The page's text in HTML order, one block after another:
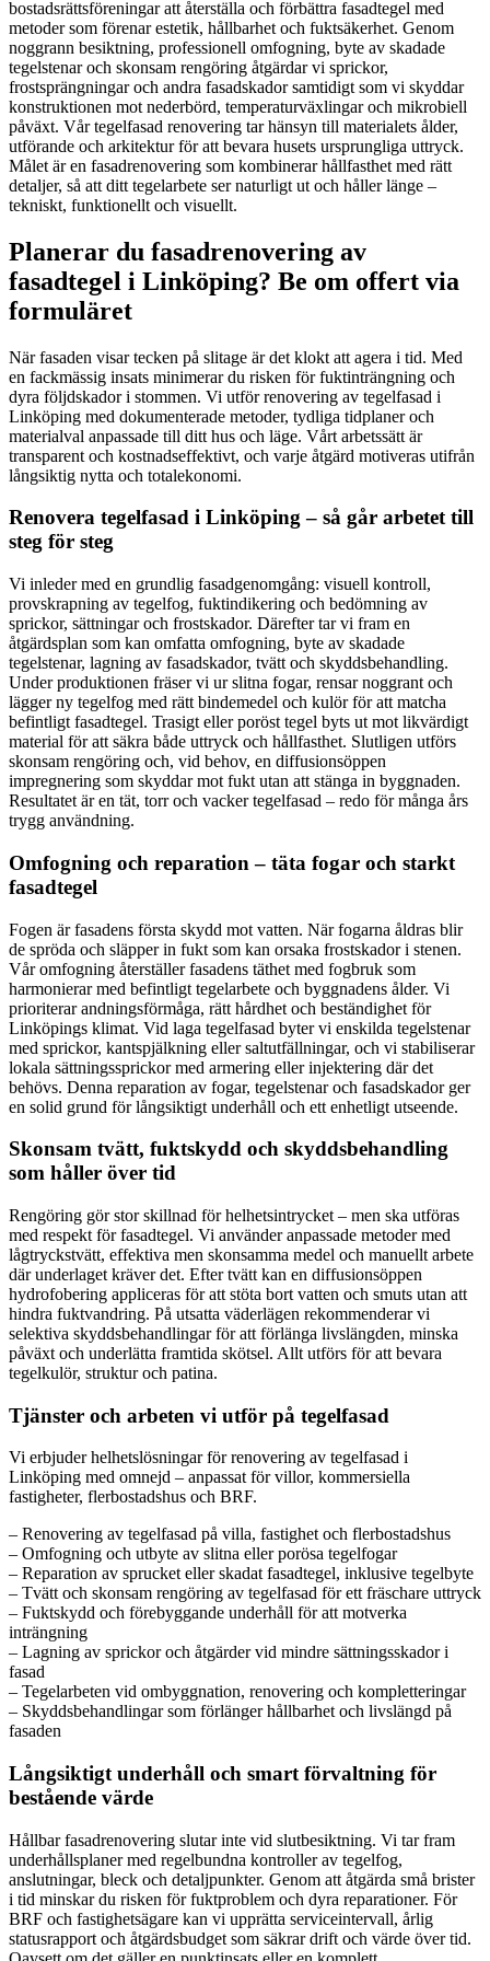
bostadsrättsföreningar att återställa och förbättra fasadtegel med
metoder som förenar estetik, hållbarhet och fuktsäkerhet. Genom
noggrann besiktning, professionell omfogning, byte av skadade
tegelstenar och skonsam rengöring åtgärdar vi sprickor,
frostsprängningar och andra fasadskador samtidigt som vi skyddar
konstruktionen mot nederbörd, temperaturväxlingar och mikrobiell
påväxt. Vår tegelfasad renovering tar hänsyn till materialets ålder,
utförande och arkitektur för att bevara husets ursprungliga uttryck.
Målet är en fasadrenovering som kombinerar hållfasthet med rätt
detaljer, så att ditt tegelarbete ser naturligt ut och håller länge –
tekniskt, funktionellt och visuellt.
Planerar du fasadrenovering av
fasadtegel i Linköping? Be om offert via
formuläret
När fasaden visar tecken på slitage är det klokt att agera i tid. Med
en fackmässig insats minimerar du risken för fuktinträngning och
dyra följdskador i stommen. Vi utför renovering av tegelfasad i
Linköping med dokumenterade metoder, tydliga tidplaner och
materialval anpassade till ditt hus och läge. Vårt arbetssätt är
transparent och kostnadseffektivt, och varje åtgärd motiveras utifrån
långsiktig nytta och totalekonomi.
Renovera tegelfasad i Linköping – så går arbetet till
steg för steg
Vi inleder med en grundlig fasadgenomgång: visuell kontroll,
provskrapning av tegelfog, fuktindikering och bedömning av
sprickor, sättningar och frostskador. Därefter tar vi fram en
åtgärdsplan som kan omfatta omfogning, byte av skadade
tegelstenar, lagning av fasadskador, tvätt och skyddsbehandling.
Under produktionen fräser vi ur slitna fogar, rensar noggrant och
lägger ny tegelfog med rätt bindemedel och kulör för att matcha
befintligt fasadtegel. Trasigt eller poröst tegel byts ut mot likvärdigt
material för att säkra både uttryck och hållfasthet. Slutligen utförs
skonsam rengöring och, vid behov, en diffusionsöppen
impregnering som skyddar mot fukt utan att stänga in byggnaden.
Resultatet är en tät, torr och vacker tegelfasad – redo för många års
trygg användning.
Omfogning och reparation – täta fogar och starkt
fasadtegel
Fogen är fasadens första skydd mot vatten. När fogarna åldras blir
de spröda och släpper in fukt som kan orsaka frostskador i stenen.
Vår omfogning återställer fasadens täthet med fogbruk som
harmonierar med befintligt tegelarbete och byggnadens ålder. Vi
prioriterar andningsförmåga, rätt hårdhet och beständighet för
Linköpings klimat. Vid laga tegelfasad byter vi enskilda tegelstenar
med sprickor, kantspjälkning eller saltutfällningar, och vi stabiliserar
lokala sättningssprickor med armering eller injektering där det
behövs. Denna reparation av fogar, tegelstenar och fasadskador ger
en solid grund för långsiktigt underhåll och ett enhetligt utseende.
Skonsam tvätt, fuktskydd och skyddsbehandling
som håller över tid
Rengöring gör stor skillnad för helhetsintrycket – men ska utföras
med respekt för fasadtegel. Vi använder anpassade metoder med
lågtryckstvätt, effektiva men skonsamma medel och manuellt arbete
där underlaget kräver det. Efter tvätt kan en diffusionsöppen
hydrofobering appliceras för att stöta bort vatten och smuts utan att
hindra fuktvandring. På utsatta väderlägen rekommenderar vi
selektiva skyddsbehandlingar för att förlänga livslängden, minska
påväxt och underlätta framtida skötsel. Allt utförs för att bevara
tegelkulör, struktur och patina.
Tjänster och arbeten vi utför på tegelfasad
Vi erbjuder helhetslösningar för renovering av tegelfasad i
Linköping med omnejd – anpassat för villor, kommersiella
fastigheter, flerbostadshus och BRF.
– Renovering av tegelfasad på villa, fastighet och flerbostadshus
– Omfogning och utbyte av slitna eller porösa tegelfogar
– Reparation av sprucket eller skadat fasadtegel, inklusive tegelbyte
– Tvätt och skonsam rengöring av tegelfasad för ett fräschare uttryck
– Fuktskydd och förebyggande underhåll för att motverka
inträngning
– Lagning av sprickor och åtgärder vid mindre sättningsskador i
fasad
– Tegelarbeten vid ombyggnation, renovering och kompletteringar
– Skyddsbehandlingar som förlänger hållbarhet och livslängd på
fasaden
Långsiktigt underhåll och smart förvaltning för
bestående värde
Hållbar fasadrenovering slutar inte vid slutbesiktning. Vi tar fram
underhållsplaner med regelbundna kontroller av tegelfog,
anslutningar, bleck och detaljpunkter. Genom att åtgärda små brister
i tid minskar du risken för fuktproblem och dyra reparationer. För
BRF och fastighetsägare kan vi upprätta serviceintervall, årlig
statusrapport och åtgärdsbudget som säkrar drift och värde över tid.